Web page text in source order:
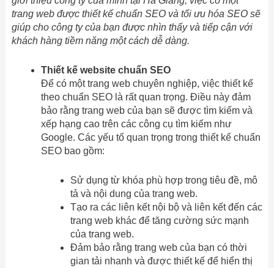
trang web được thiết kế chuẩn SEO và tối ưu hóa SEO sẽ
giúp cho công ty của bạn được nhìn thấy và tiếp cận với
khách hàng tiềm năng một cách dễ dàng.
Thiết kế website chuẩn SEO
Để có một trang web chuyên nghiệp, việc thiết kế
theo chuẩn SEO là rất quan trọng. Điều này đảm
bảo rằng trang web của bạn sẽ được tìm kiếm và
xếp hạng cao trên các công cụ tìm kiếm như
Google. Các yếu tố quan trọng trong thiết kế chuẩn
SEO bao gồm:
Sử dụng từ khóa phù hợp trong tiêu đề, mô
tả và nội dung của trang web.
Tạo ra các liên kết nội bộ và liên kết đến các
trang web khác để tăng cường sức mạnh
của trang web.
Đảm bảo rằng trang web của bạn có thời
gian tải nhanh và được thiết kế để hiển thị